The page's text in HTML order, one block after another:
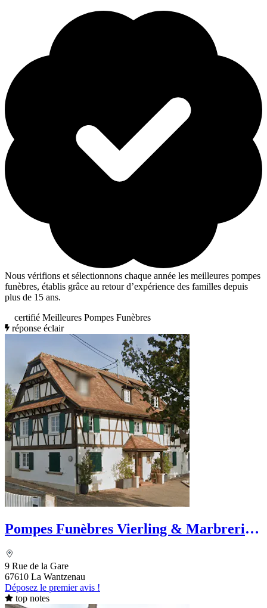
Nous vérifions et sélectionnons chaque année les meilleures pompes
funèbres, établis grâce au retour d’expérience des familles depuis
plus de 15 ans.
certifié Meilleures Pompes Funèbres
réponse éclair
Pompes Funèbres Vierling & Marbrerie -
9 Rue de la Gare
67610 La Wantzenau
Déposez le premier avis !
top notes